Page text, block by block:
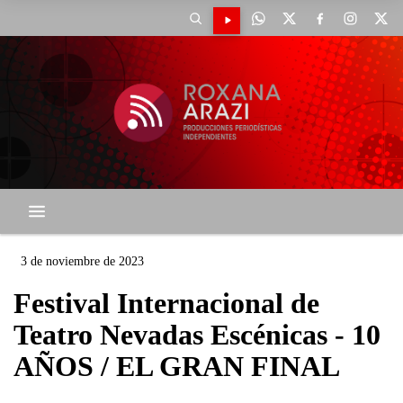
3 de noviembre de 2023
Festival Internacional de
Teatro Nevadas Escénicas - 10
AÑOS / EL GRAN FINAL